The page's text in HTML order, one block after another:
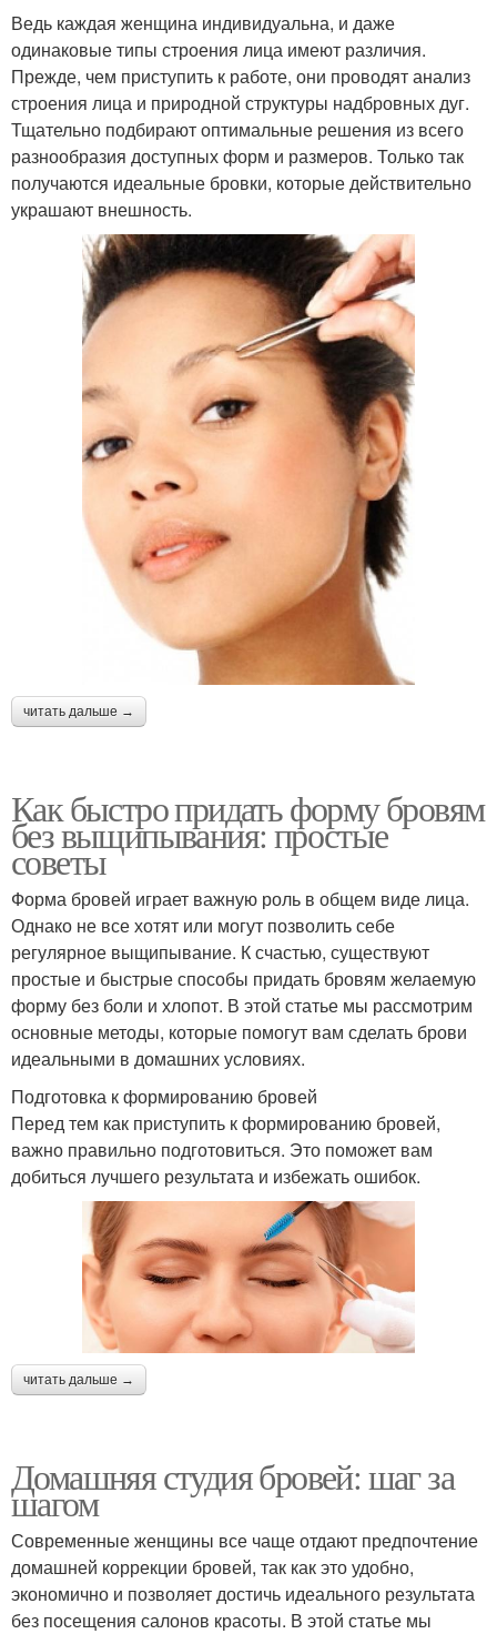
Ведь каждая женщина индивидуальна, и даже
одинаковые типы строения лица имеют различия.
Прежде, чем приступить к работе, они проводят анализ
строения лица и природной структуры надбровных дуг.
Тщательно подбирают оптимальные решения из всего
разнообразия доступных форм и размеров. Только так
получаются идеальные бровки, которые действительно
украшают внешность.
читать дальше →
Как быстро придать форму бровям
без выщипывания: простые
советы
Форма бровей играет важную роль в общем виде лица.
Однако не все хотят или могут позволить себе
регулярное выщипывание. К счастью, существуют
простые и быстрые способы придать бровям желаемую
форму без боли и хлопот. В этой статье мы рассмотрим
основные методы, которые помогут вам сделать брови
идеальными в домашних условиях.
Подготовка к формированию бровей
Перед тем как приступить к формированию бровей,
важно правильно подготовиться. Это поможет вам
добиться лучшего результата и избежать ошибок.
читать дальше →
Домашняя студия бровей: шаг за
шагом
Современные женщины все чаще отдают предпочтение
домашней коррекции бровей, так как это удобно,
экономично и позволяет достичь идеального результата
без посещения салонов красоты. В этой статье мы